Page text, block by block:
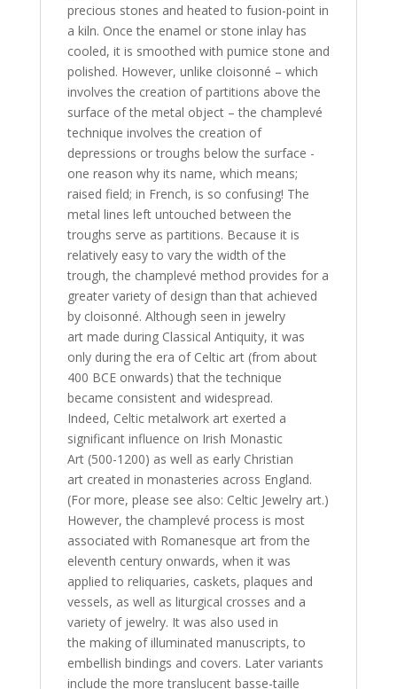
precious stones and heated to fusion-point in
a kiln. Once the enamel or stone inlay has
cooled, it is smoothed with pumice stone and
polished. However, unlike cloisonné – which
involves the creation of partitions above the
surface of the metal object – the champlevé
technique involves the creation of
depressions or troughs below the surface -
one reason why its name, which means;
raised field; in French, is so confusing! The
metal lines left untouched between the
troughs serve as partitions. Because it is
relatively easy to vary the width of the
trough, the champlevé method provides for a
greater variety of design than that achieved
by cloisonné. Although seen in jewelry
art made during Classical Antiquity, it was
only during the era of Celtic art (from about
400 BCE onwards) that the technique
became consistent and widespread.
Indeed, Celtic metalwork art exerted a
significant influence on Irish Monastic
Art (500-1200) as well as early Christian
art created in monasteries across England.
(For more, please see also: Celtic Jewelry art.)
However, the champlevé process is most
associated with Romanesque art from the
eleventh century onwards, when it was
applied to reliquaries, caskets, plaques and
vessels, as well as liturgical crosses and a
variety of jewelry. It was also used in
the making of illuminated manuscripts, to
embellish bindings and covers. Later variants
include the more translucent basse-taille